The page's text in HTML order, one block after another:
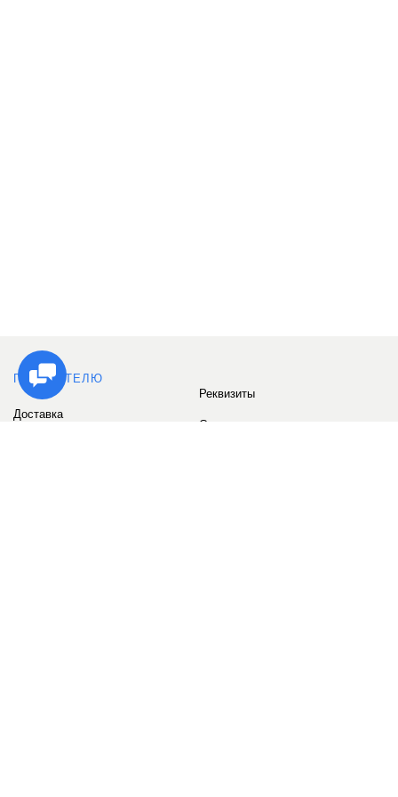
ПОКУПАТЕЛЮ
Доставка
Реквизиты
Сервис